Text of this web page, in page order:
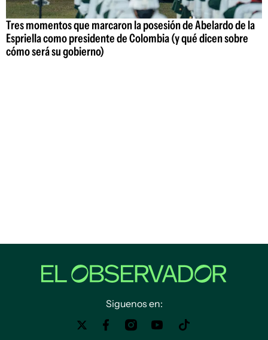
Tres momentos que marcaron la posesión de Abelardo de la
Espriella como presidente de Colombia (y qué dicen sobre
cómo será su gobierno)
Siguenos en: